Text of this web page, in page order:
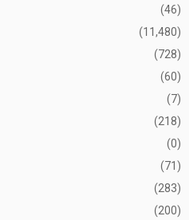
(46)
(11,480)
(728)
(60)
(7)
(218)
(0)
(71)
(283)
(200)